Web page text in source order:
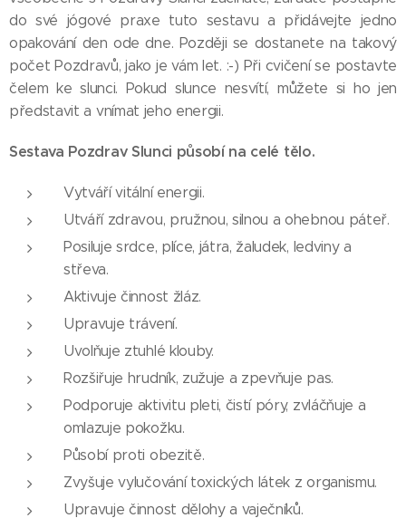
do své jógové praxe tuto sestavu a přidávejte jedno
opakování den ode dne. Později se dostanete na takový
počet Pozdravů, jako je vám let. :-) Při cvičení se postavte
čelem ke slunci. Pokud slunce nesvítí, můžete si ho jen
představit a vnímat jeho energii.
Sestava Pozdrav Slunci působí na celé tělo.
Vytváří vitální energii.
Utváří zdravou, pružnou, silnou a ohebnou páteř.
Posiluje srdce, plíce, játra, žaludek, ledviny a
střeva.
Aktivuje činnost žláz.
Upravuje trávení.
Uvolňuje ztuhlé klouby.
Rozšiřuje hrudník, zužuje a zpevňuje pas.
Podporuje aktivitu pleti, čistí póry, zvláčňuje a
omlazuje pokožku.
Působí proti obezitě.
Zvyšuje vylučování toxických látek z organismu.
Upravuje činnost dělohy a vaječníků.